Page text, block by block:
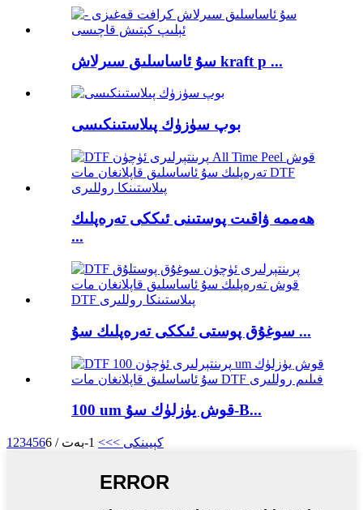
سۇ ئاساسلىق سىرلاش kraft p ...
بوپ سۈزۈك پىلاستىنكىسى
ھەممە ۋاقىت پوستىنى ئىككى تەرەپلىك
...
سوغۇق پوستى ئىككى تەرەپلىك سۇ ...
100 um قوش يۈزلۈك سۇ-B...
123456 كېيىنكى >>> 1-بەت / 6